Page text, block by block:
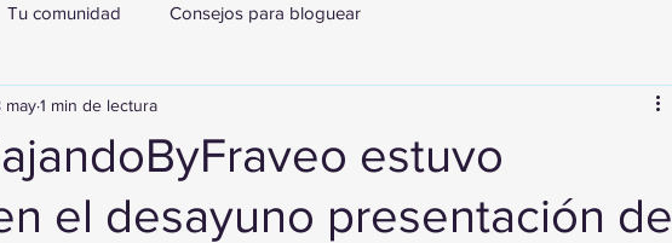
Tu comunidad Consejos para bloguear
estuvo
el desayuno presentación de
may1 min de lectura